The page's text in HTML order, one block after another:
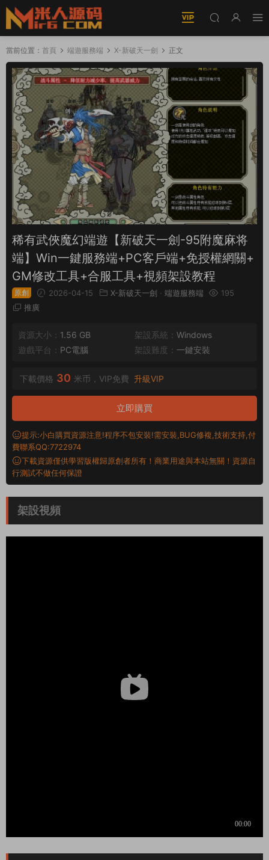
當前位置： 首頁 端遊服務端 X-新破天一劍 正文
稀有武俠魔幻端遊【新破天一劍-95附魔麻将
端】Win一鍵服務端+PC客戶端+免授權網關+
GM修改工具+合服工具+視頻架設教程
原創 2026-04-15 X-新破天一劍 · 端遊服務端
195
推廣
資源大小： 1.56 GB 架設系統： Windows
遊戲平台： PC電腦 架設難度： 一鍵安裝
下載價格 30 米币，VIP免費 升級VIP
立即購買
提示:小白購買資源注意!程序不包安裝!需安裝,BUG修複,技術支持,付
費聯系QQ:7722974
下載資源僅供學習版權歸原創者所有！商業用途與本站無關！資源自
行測試不做任何保證
架設視頻